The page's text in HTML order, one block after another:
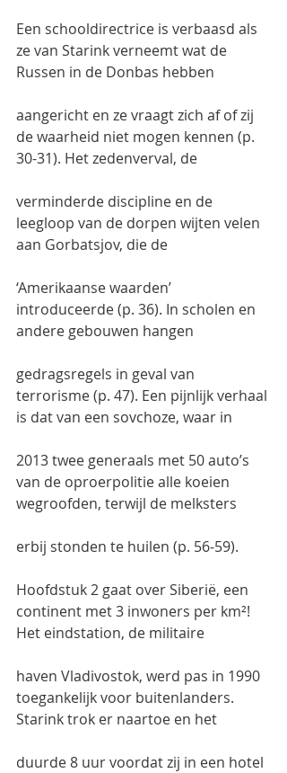
Een schooldirectrice is verbaasd als
ze van Starink verneemt wat de
Russen in de Donbas hebben
aangericht en ze vraagt zich af of zij
de waarheid niet mogen kennen (p.
30-31). Het zedenverval, de
verminderde discipline en de
leegloop van de dorpen wijten velen
aan Gorbatsjov, die de
‘Amerikaanse waarden’
introduceerde (p. 36). In scholen en
andere gebouwen hangen
gedragsregels in geval van
terrorisme (p. 47). Een pijnlijk verhaal
is dat van een sovchoze, waar in
2013 twee generaals met 50 auto’s
van de oproerpolitie alle koeien
wegroofden, terwijl de melksters
erbij stonden te huilen (p. 56-59).
Hoofdstuk 2 gaat over Siberië, een
continent met 3 inwoners per km²!
Het eindstation, de militaire
haven Vladivostok, werd pas in 1990
toegankelijk voor buitenlanders.
Starink trok er naartoe en het
duurde 8 uur voordat zij in een hotel